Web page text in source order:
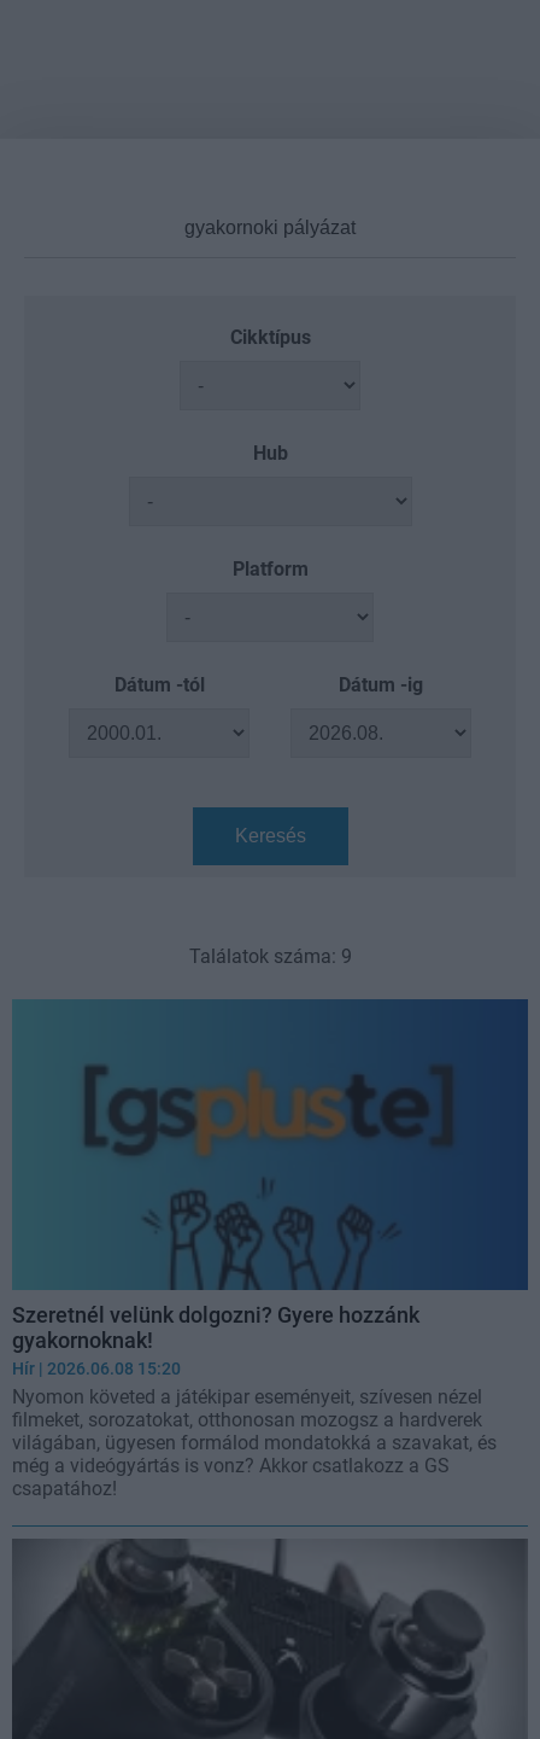
Cikktípus
Hub
Platform
Dátum -tól Dátum -ig
Keresés
Találatok száma: 9
Szeretnél velünk dolgozni? Gyere hozzánk
gyakornoknak!
Hír | 2026.06.08 15:20
Nyomon követed a játékipar eseményeit, szívesen nézel
filmeket, sorozatokat, otthonosan mozogsz a hardverek
világában, ügyesen formálod mondatokká a szavakat, és
még a videógyártás is vonz? Akkor csatlakozz a GS
csapatához!